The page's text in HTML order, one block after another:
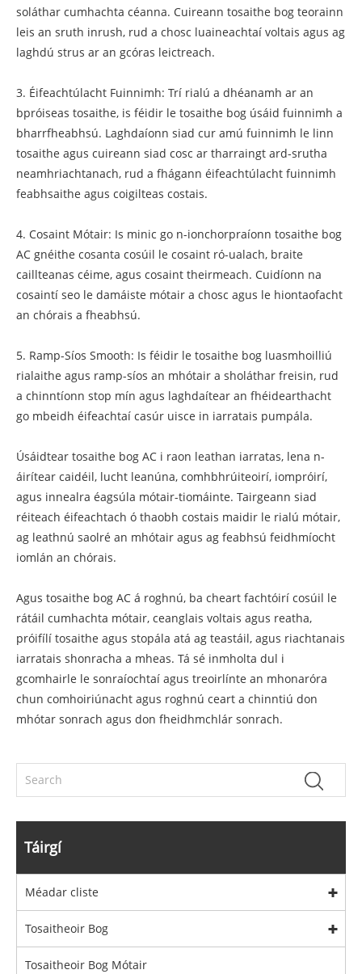
soláthar cumhachta céanna. Cuireann tosaithe bog teorainn
leis an sruth inrush, rud a chosc luaineachtaí voltais agus ag
laghdú strus ar an gcóras leictreach.
3. Éifeachtúlacht Fuinnimh: Trí rialú a dhéanamh ar an
bpróiseas tosaithe, is féidir le tosaithe bog úsáid fuinnimh a
bharrfheabhsú. Laghdaíonn siad cur amú fuinnimh le linn
tosaithe agus cuireann siad cosc ​​​​ar tharraingt ard-srutha
neamhriachtanach, rud a fhágann éifeachtúlacht fuinnimh
feabhsaithe agus coigilteas costais.
4. Cosaint Mótair: Is minic go n-ionchorpraíonn tosaithe bog
AC gnéithe cosanta cosúil le cosaint ró-ualach, braite
caillteanas céime, agus cosaint theirmeach. Cuidíonn na
cosaintí seo le damáiste mótair a chosc agus le hiontaofacht
an chórais a fheabhsú.
5. Ramp-Síos Smooth: Is féidir le tosaithe bog luasmhoilliú
rialaithe agus ramp-síos an mhótair a sholáthar freisin, rud
a chinntíonn stop mín agus laghdaítear an fhéidearthacht
go mbeidh éifeachtaí casúr uisce in iarratais pumpála.
Úsáidtear tosaithe bog AC i raon leathan iarratas, lena n-
áirítear caidéil, lucht leanúna, comhbhrúiteoirí, iompróirí,
agus innealra éagsúla mótair-tiomáinte. Tairgeann siad
réiteach éifeachtach ó thaobh costais maidir le rialú mótair,
ag leathnú saolré an mhótair agus ag feabhsú feidhmíocht
iomlán an chórais.
Agus tosaithe bog AC á roghnú, ba cheart fachtóirí cosúil le
rátáil cumhachta mótair, ceanglais voltais agus reatha,
próifílí tosaithe agus stopála atá ag teastáil, agus riachtanais
iarratais shonracha a mheas. Tá sé inmholta dul i
gcomhairle le sonraíochtaí agus treoirlínte an mhonaróra
chun comhoiriúnacht agus roghnú ceart a chinntiú don
mhótar sonrach agus don fheidhmchlár sonrach.
Táirgí
Méadar cliste
Tosaitheoir Bog
Tosaitheoir Bog Mótair